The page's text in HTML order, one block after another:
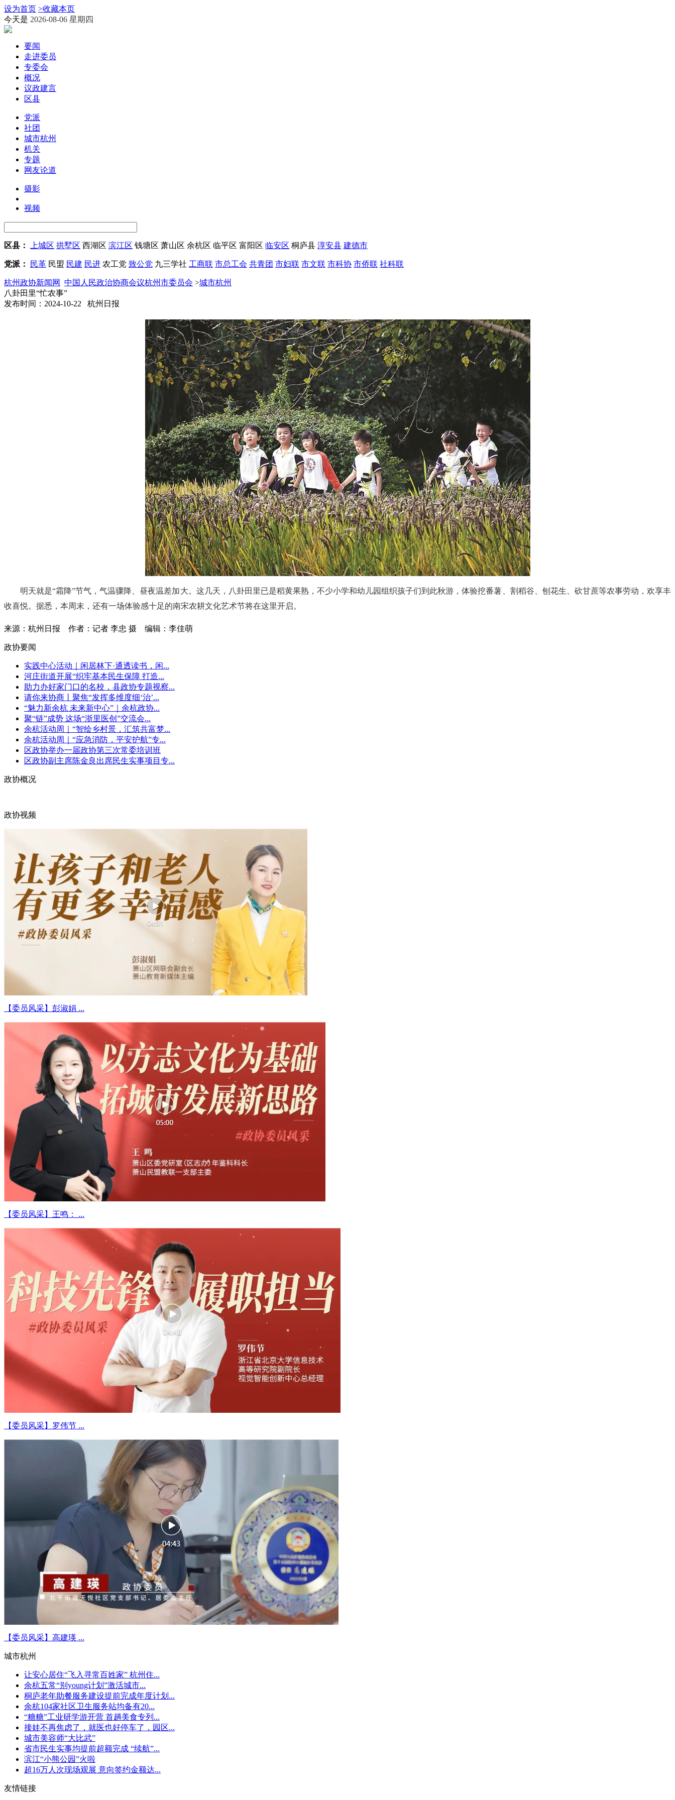
设为首页 >收藏本页
今天是 2026-08-06 星期四
要闻
走进委员
专委会
概况
议政建言
区县
党派
社团
城市杭州
机关
专题
网友论道
摄影
视频
区县： 上城区 拱墅区 西湖区 滨江区 钱塘区 萧山区 余杭区 临平区 富阳区 临安区 桐庐县 淳安县 建德市
党派： 民革 民盟 民建 民进 农工党 致公党 九三学社 工商联 市总工会 共青团 市妇联 市文联 市科协 市侨联 社科联
杭州政协新闻网 中国人民政治协商会议杭州市委员会 >城市杭州
八卦田里“忙农事”
发布时间：2024-10-22 杭州日报
明天就是“霜降”节气，气温骤降、昼夜温差加大。这几天，八卦田里已是稻黄果熟，不少小学和幼儿园组织孩子们到此秋游，体验挖番薯、割稻谷、刨花生、砍甘蔗等农事劳动，欢享丰
收喜悦。据悉，本周末，还有一场体验感十足的南宋农耕文化艺术节将在这里开启。
来源：杭州日报 作者：记者 李忠 摄 编辑：李佳萌
政协要闻
实践中心活动｜闲居林下·通透读书，闲...
河庄街道开展“织牢基本民生保障 打造...
助力办好家门口的名校，县政协专题视察...
请你来协商丨聚焦“发挥多维度细‘治’...
“魅力新余杭 未来新中心”｜余杭政协...
聚“链”成势 这场“浙里医创”交流会...
余杭活动周｜“智绘乡村景，汇筑共富梦...
余杭活动周｜“应急消防，平安护航”专...
区政协举办一届政协第三次常委培训班
区政协副主席陈金良出席民生实事项目专...
政协概况
政协视频
【委员风采】彭淑娟 ...
【委员风采】王鸣： ...
【委员风采】罗伟节 ...
【委员风采】高建瑛 ...
城市杭州
让安心居住“飞入寻常百姓家” 杭州住...
余杭五常“别young计划”激活城市...
桐庐老年助餐服务建设提前完成年度计划...
余杭104家社区卫生服务站均备有20...
“糖糖”工业研学游开营 首趟美食专列...
接娃不再焦虑了，就医也好停车了，园区...
城市美容师“大比武”
省市民生实事均提前超额完成 “续航”...
滨江“小熊公园”火啦
超16万人次现场观展 意向签约金额达...
友情链接